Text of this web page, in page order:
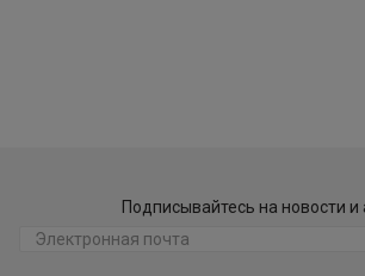
Подписывайтесь на новости и